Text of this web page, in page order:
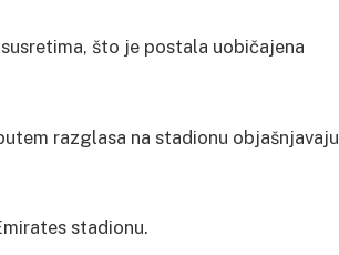
što je postala uobičajena
razglasa na stadionu objašnjavaju
stadionu.